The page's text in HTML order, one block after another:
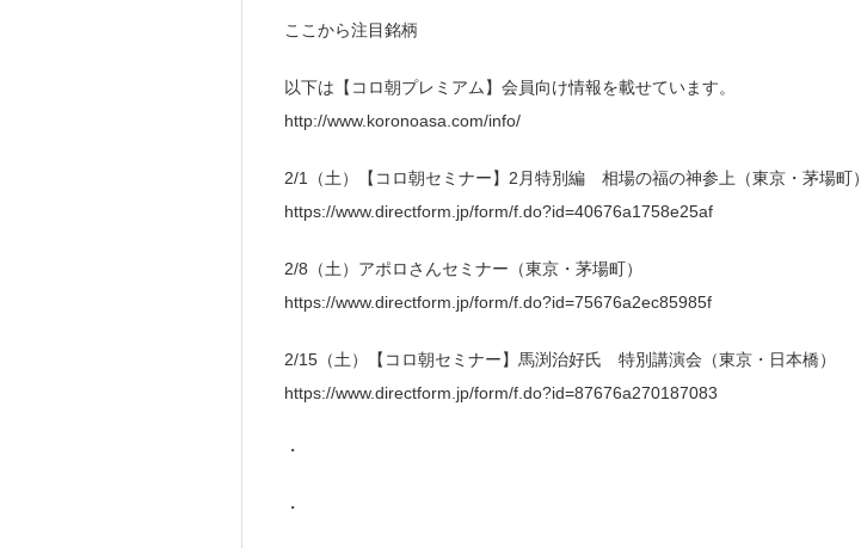
ここから注目銘柄
以下は【コロ朝プレミアム】会員向け情報を載せています。
http://www.koronoasa.com/info/
2/1（土）【コロ朝セミナー】2月特別編 相場の福の神参上（東京・茅場町）
https://www.directform.jp/form/f.do?id=40676a1758e25af
2/8（土）アポロさんセミナー（東京・茅場町）
https://www.directform.jp/form/f.do?id=75676a2ec85985f
2/15（土）【コロ朝セミナー】馬渕治好氏 特別講演会（東京・日本橋）
https://www.directform.jp/form/f.do?id=87676a270187083
・
・